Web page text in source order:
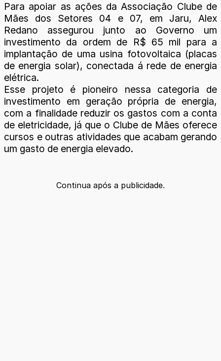
Para apoiar as ações da Associação Clube de
Mães dos Setores 04 e 07, em Jaru, Alex
Redano assegurou junto ao Governo um
investimento da ordem de R$ 65 mil para a
implantação de uma usina fotovoltaica (placas
de energia solar), conectada á rede de energia
elétrica.
Esse projeto é pioneiro nessa categoria de
investimento em geração própria de energia,
com a finalidade reduzir os gastos com a conta
de eletricidade, já que o Clube de Mães oferece
cursos e outras atividades que acabam gerando
um gasto de energia elevado.
Continua após a publicidade.